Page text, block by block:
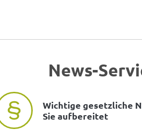
News-
Wichtige gesetzliche
Sie aufbereitet